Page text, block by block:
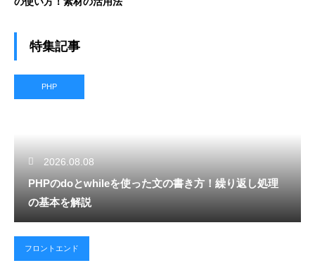
特集記事
PHP
2026.08.08
PHPのdoとwhileを使った文の書き方！繰り返し処理
の基本を解説
フロントエンド